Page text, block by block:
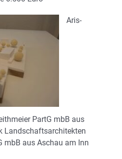
Aris-
PartG mbB aus
Landschaftsarchitekten
mbB aus Aschau am Inn